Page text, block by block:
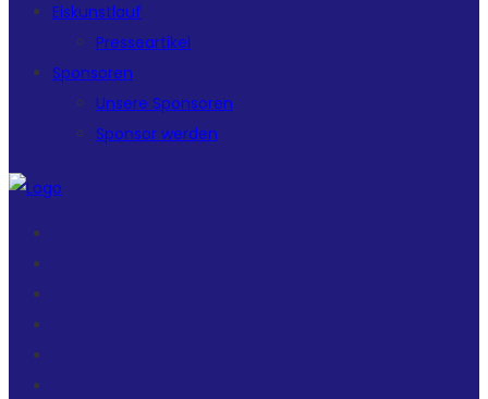
Eiskunstlauf
Presseartikel
Sponsoren
Unsere Sponsoren
Sponsor werden